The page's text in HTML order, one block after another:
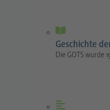
Geschichte
Die GOTS wurde